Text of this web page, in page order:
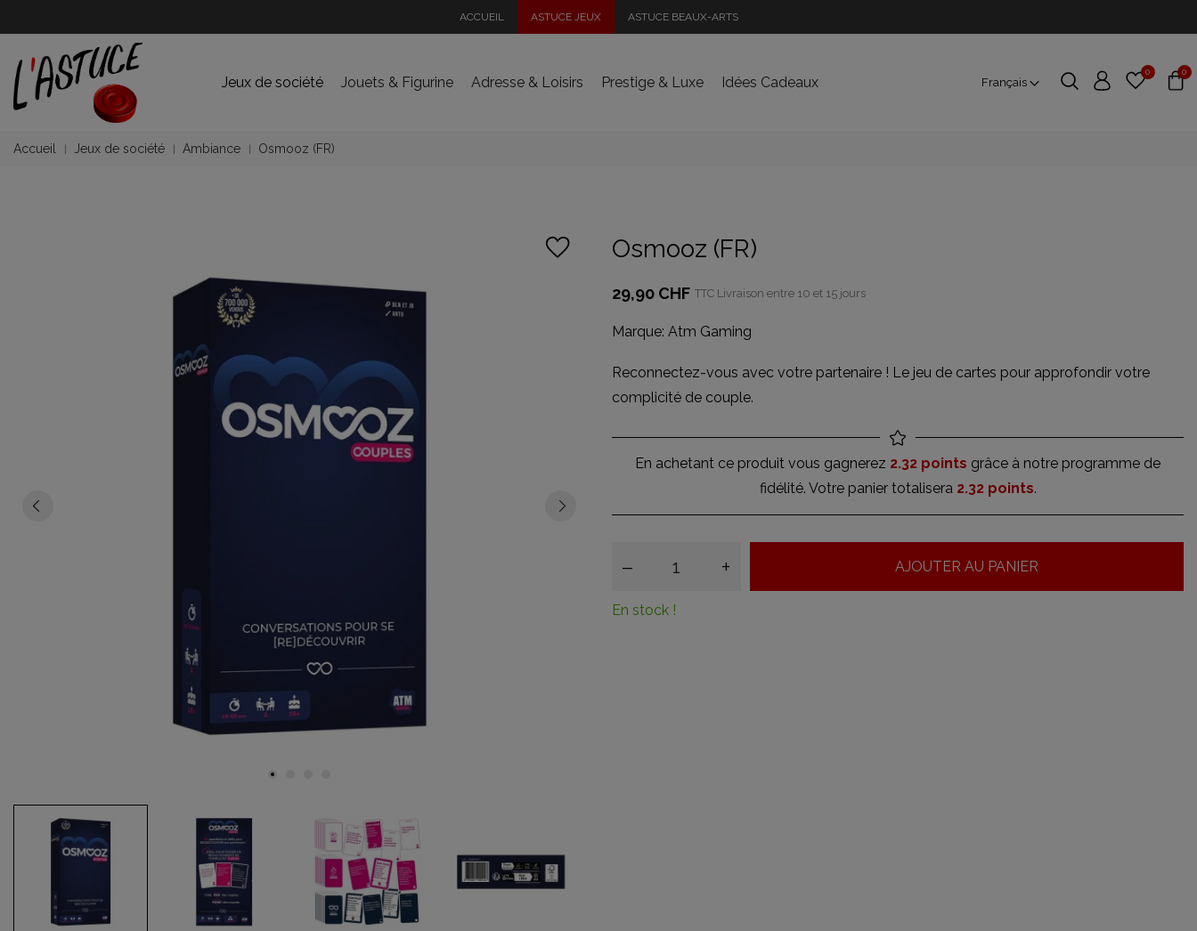
ACCUEIL ASTUCE JEUX ASTUCE BEAUX-ARTS
Jeux de société Jouets & Figurine Adresse & Loisirs Prestige & Luxe Idées Cadeaux Français
0 0
Accueil Jeux de société Ambiance Osmooz (FR)
Osmooz (FR)
29,90 CHF TTC Livraison entre 10 et 15 jours
Marque: Atm Gaming
Reconnectez-vous avec votre partenaire ! Le jeu de cartes pour approfondir votre
complicité de couple.
En achetant ce produit vous gagnerez 2.32 points grâce à notre programme de
fidélité. Votre panier totalisera 2.32 points.
– + AJOUTER AU PANIER
En stock !